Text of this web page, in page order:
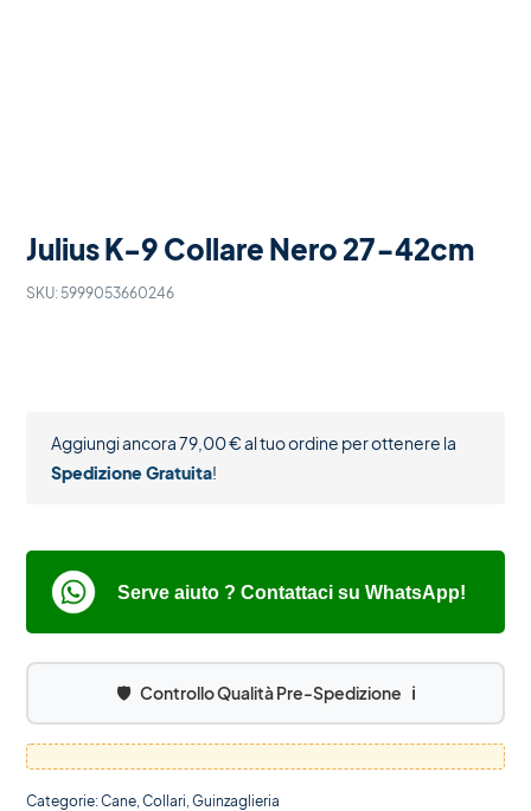
Julius K-9 Collare Nero 27-42cm
SKU: 5999053660246
Aggiungi ancora79,00€al tuo ordine per ottenere la
Spedizione Gratuita!
Serve aiuto ? Contattaci su WhatsApp!
🛡️ Controllo Qualità Pre-Spedizione ℹ️
Categorie:Cane,Collari,Guinzaglieria